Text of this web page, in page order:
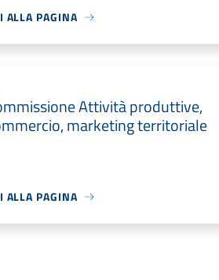
ALLA PAGINA
Attività produttive,
marketing territoriale
ALLA PAGINA